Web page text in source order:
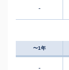
-
〜1年
-